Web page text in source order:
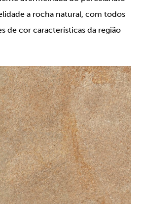
a rocha natural, com todos
de cor características da região